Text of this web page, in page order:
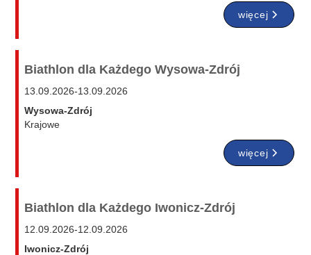
więcej
Biathlon dla Każdego Wysowa-Zdrój
13.09.2026-13.09.2026
Wysowa-Zdrój
Krajowe
więcej
Biathlon dla Każdego Iwonicz-Zdrój
12.09.2026-12.09.2026
Iwonicz-Zdrój